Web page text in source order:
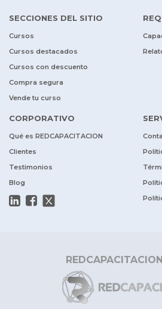
SECCIONES DEL SITIO
Cursos
Cursos destacados
Cursos con descuento
Compra segura
Vende tu curso
CORPORATIVO
Qué es REDCAPACITACION
Clientes
Testimonios
Blog